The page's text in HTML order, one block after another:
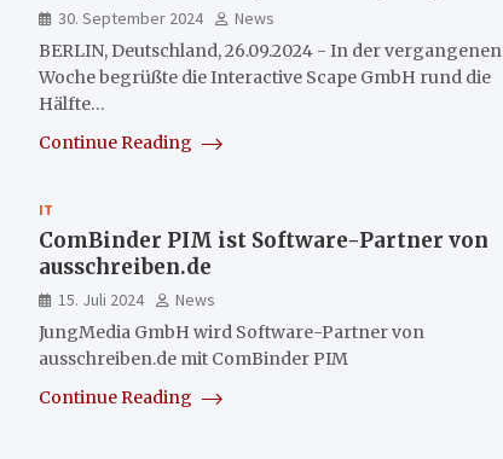
30. September 2024
News
BERLIN, Deutschland, 26.09.2024 - In der vergangenen
Woche begrüßte die Interactive Scape GmbH rund die
Hälfte…
Continue Reading
IT
ComBinder PIM ist Software-Partner von
ausschreiben.de
15. Juli 2024
News
JungMedia GmbH wird Software-Partner von
ausschreiben.de mit ComBinder PIM
Continue Reading